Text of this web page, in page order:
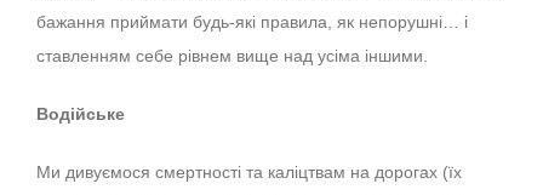
бажання приймати будь-які правила, як непорушні… і
ставленням себе рівнем вище над усіма іншими.
Водійське
Ми дивуємося смертності та каліцтвам на дорогах (їх